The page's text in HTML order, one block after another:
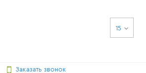
15
Заказать звонок